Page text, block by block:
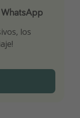
los
chollazos
para